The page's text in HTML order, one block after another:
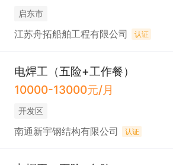
启东市
江苏舟拓船舶工程有限公司 认证
电焊工（五险+工作餐）
10000-13000元/月
开发区
南通新宇钢结构有限公司 认证